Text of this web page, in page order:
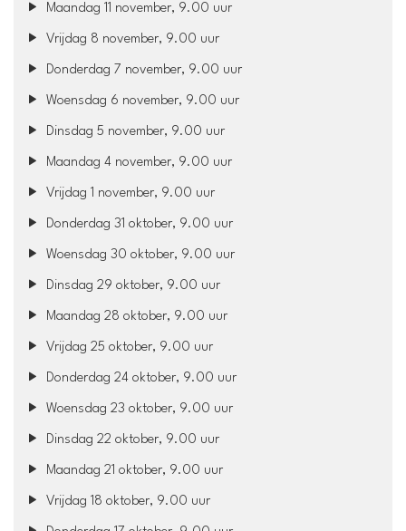
Maandag 11 november, 9.00 uur
Vrijdag 8 november, 9.00 uur
Donderdag 7 november, 9.00 uur
Woensdag 6 november, 9.00 uur
Dinsdag 5 november, 9.00 uur
Maandag 4 november, 9.00 uur
Vrijdag 1 november, 9.00 uur
Donderdag 31 oktober, 9.00 uur
Woensdag 30 oktober, 9.00 uur
Dinsdag 29 oktober, 9.00 uur
Maandag 28 oktober, 9.00 uur
Vrijdag 25 oktober, 9.00 uur
Donderdag 24 oktober, 9.00 uur
Woensdag 23 oktober, 9.00 uur
Dinsdag 22 oktober, 9.00 uur
Maandag 21 oktober, 9.00 uur
Vrijdag 18 oktober, 9.00 uur